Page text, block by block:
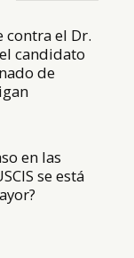
el Dr.
candidato
de
en las
se está